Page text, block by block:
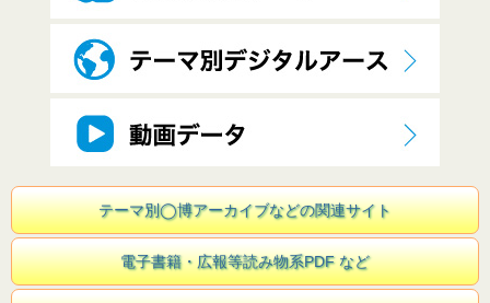
テーマ別◯博アーカイブなどの関連サイト
電子書籍・広報等読み物系PDF など